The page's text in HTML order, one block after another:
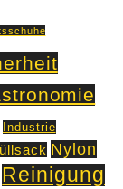
Industrie
Nylon
Reinigung